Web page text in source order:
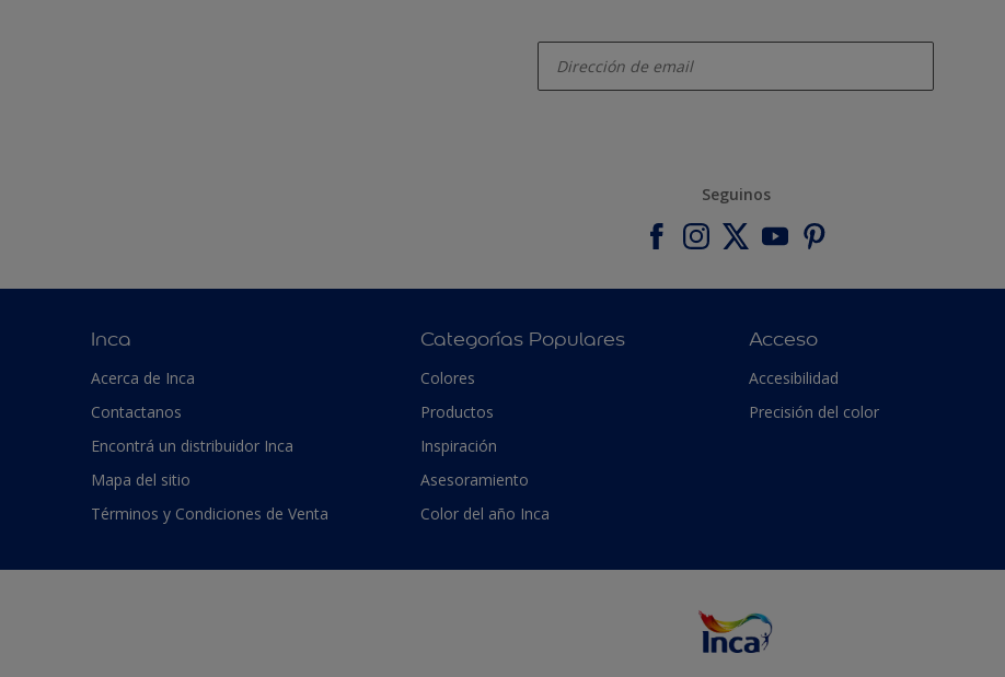
Seguinos
Inca
Acerca de Inca
Contactanos
Encontrá un distribuidor Inca
Mapa del sitio
Términos y Condiciones de Venta
Categorías Populares
Colores
Productos
Inspiración
Asesoramiento
Color del año Inca
Acceso
Accesibilidad
Precisión del color